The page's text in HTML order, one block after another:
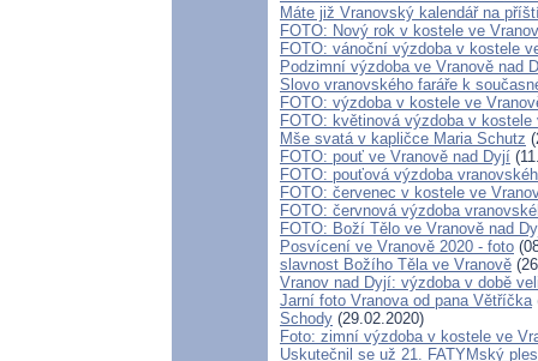
Máte již Vranovský kalendář na
FOTO: Nový rok v kostele ve
FOTO: vánoční výzdoba v kostele
Podzimní výzdoba ve Vranově nad
Slovo vranovského faráře k
FOTO: výzdoba v kostele ve
FOTO: květinová výzdoba v
Mše svatá v kapličce Maria Schutz
FOTO: pouť ve Vranově nad Dyjí
FOTO: pouťová výzdoba
FOTO: červenec v kostele ve
FOTO: červnová výzdoba
FOTO: Boží Tělo ve Vranově nad
Posvícení ve Vranově 2020 - foto
slavnost Božího Těla ve Vranově
Vranov nad Dyjí: výzdoba v době
Jarní foto Vranova od pana Větříčka
Schody (29.02.2020)
Foto: zimní výzdoba v kostele ve
Uskutečnil se už 21. FATYMský ples